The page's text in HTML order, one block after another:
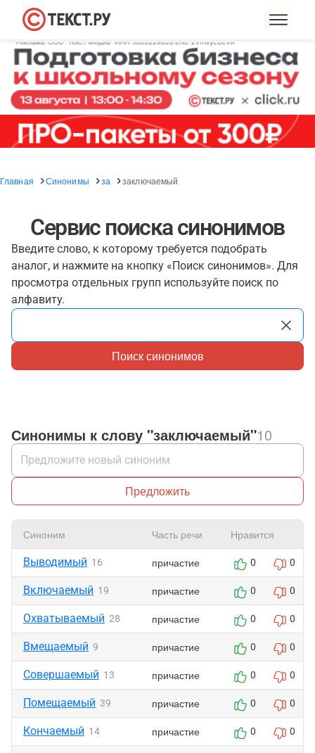
Главная Синонимы за заключаемый
Сервис поиска синонимов
Введите слово, к которому требуется подобрать
аналог, и нажмите на кнопку «Поиск синонимов». Для
просмотра отдельных групп используйте поиск по
алфавиту.
Поиск синонимов
Синонимы к слову "заключаемый"10
Предложить
Синоним Часть речи Нравится
Выводимый 16 причастие 0 0
Включаемый 19 причастие 0 0
Охватываемый 28 причастие 0 0
Вмещаемый 9 причастие 0 0
Совершаемый 13 причастие 0 0
Помещаемый 39 причастие 0 0
Кончаемый 14 причастие 0 0